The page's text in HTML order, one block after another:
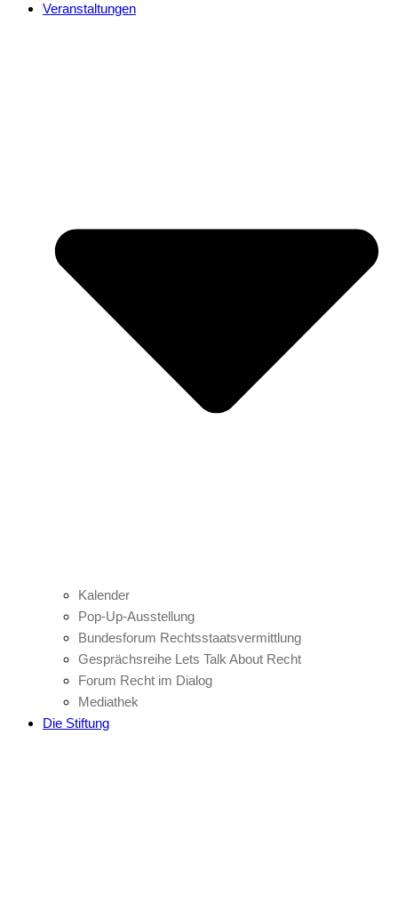
Veranstaltungen
Kalender
Pop-Up-Ausstellung
Bundesforum Rechtsstaatsvermittlung
Gesprächsreihe Lets Talk About Recht
Forum Recht im Dialog
Mediathek
Die Stiftung